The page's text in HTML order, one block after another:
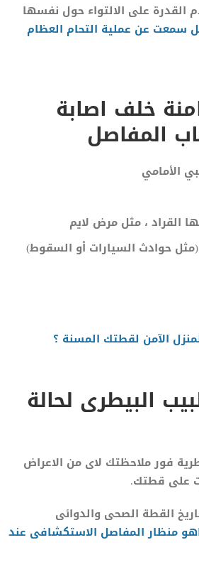
القدرة على الالتواء حول نفسها
سمعت عن عملية التحام العظام
خلف اصابة
المفاصل
الأمامي
القراد ، مثل مرض لايم
حوادث السيارات أو السقوط)
الآمن لقطتك المسنة ؟
البيطرى لحالة
فور ملاحظتك لاى من الاعراض
على قطتك.
القطة الصحى والدوائى
منظار المفاصل الاستكشافى عند